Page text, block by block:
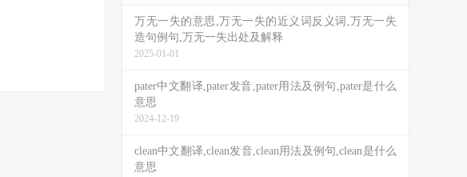
万无一失的意思,万无一失的近义词反义词,万无一失
造句例句,万无一失出处及解释
2025-01-01
pater中文翻译,pater发音,pater用法及例句,pater是什么
意思
2024-12-19
clean中文翻译,clean发音,clean用法及例句,clean是什么
意思